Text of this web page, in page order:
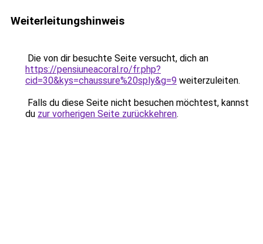
Weiterleitungshinweis
Die von dir besuchte Seite versucht, dich an
https://pensiuneacoral.ro/fr.php?
cid=30&kys=chaussure%20sply&g=9 weiterzuleiten.
Falls du diese Seite nicht besuchen möchtest, kannst
du zur vorherigen Seite zurückkehren.